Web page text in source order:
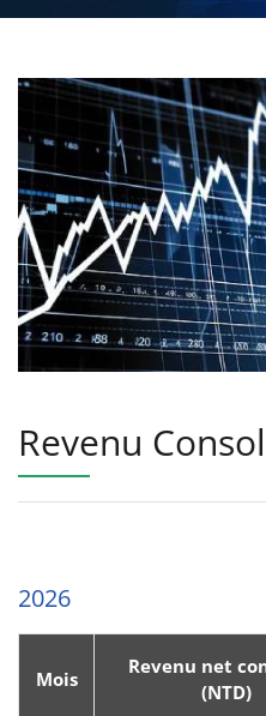
Revenu
2026
Mois
Revenu net
(NTD)